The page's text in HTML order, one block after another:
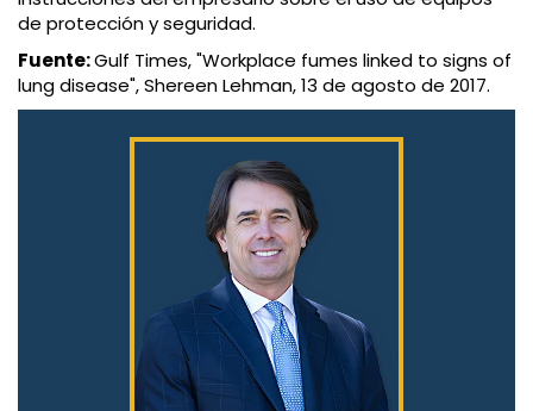
de protección y seguridad.
Fuente:Gulf Times, "Workplace fumes linked to signs of
lung disease", Shereen Lehman, 13 de agosto de 2017.